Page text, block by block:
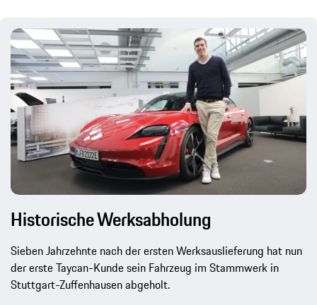
Historische Werksabholung
Sieben Jahrzehnte nach der ersten Werksauslieferung hat nun
der erste Taycan-Kunde sein Fahrzeug im Stammwerk in
Stuttgart-Zuffenhausen abgeholt.